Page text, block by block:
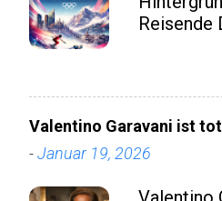
Reisende
Nicht
eines
Valentino Garavani ist
-Januar 19, 2026